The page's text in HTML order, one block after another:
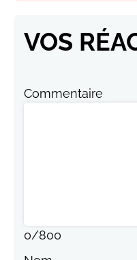
VOS
Commentaire
0/800